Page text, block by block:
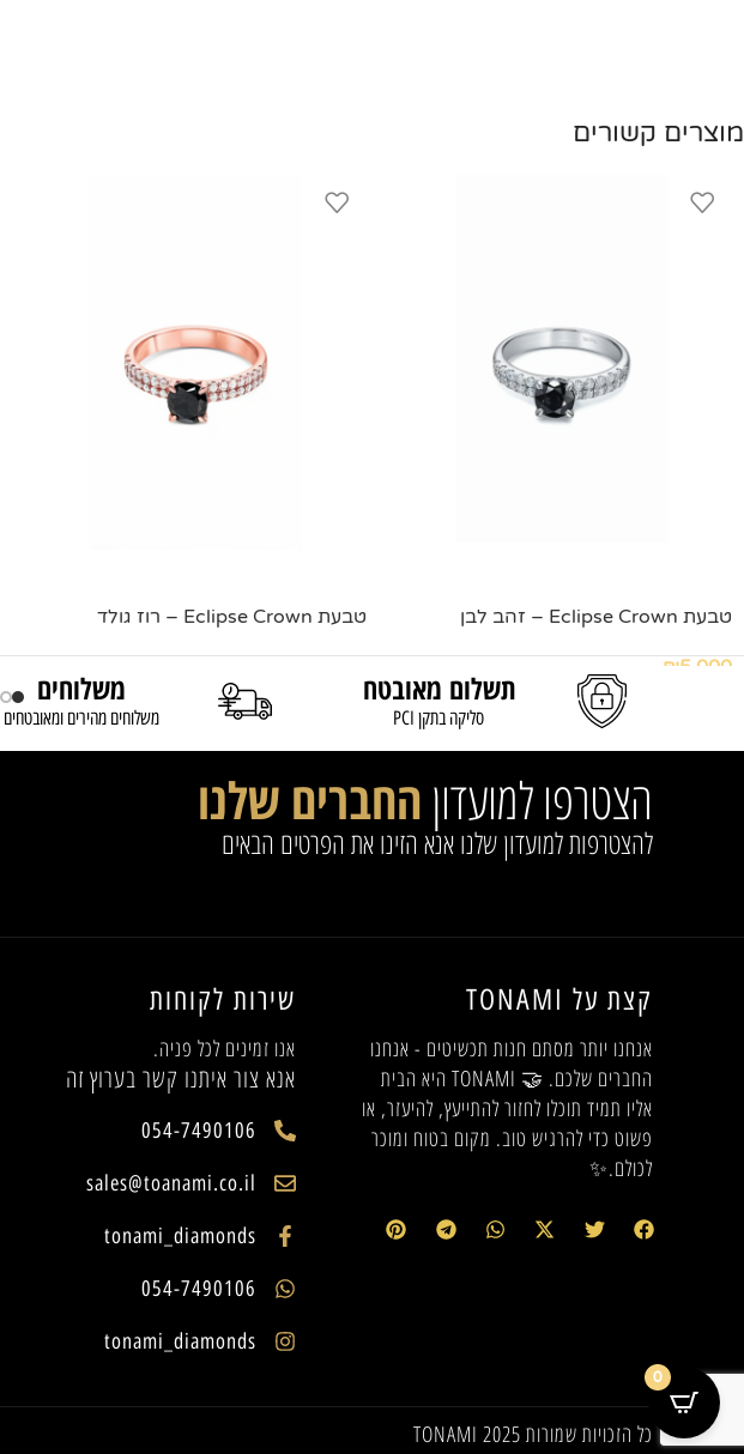
מוצרים קשורים
טבעת Eclipse Crown – זהב לבן
₪5,000
טבעת Eclipse Crown – רוז גולד
תשלום מאובטח
סליקה בתקן PCI
משלוחים
משלוחים מהירים ומאובטחים
הצטרפו למועדוןהחברים שלנו
להצטרפות למועדון שלנו אנא הזינו את הפרטים הבאים
קצת על TONAMI
אנחנו יותר מסתם חנות תכשיטים - אנחנו
החברים שלכם. 🤝 TONAMI היא הבית
אליו תמיד תוכלו לחזור להתייעץ, להיעזר, או
פשוט כדי להרגיש טוב. מקום בטוח ומוכר
לכולם.✨
שירות לקוחות
אנו זמינים לכל פניה.
אנא צור איתנו קשר בערוץ זה
054-7490106
sales@toanami.co.il
tonami_diamonds
054-7490106
tonami_diamonds
כל הזכויות שמורות 2025 TONAMI
0